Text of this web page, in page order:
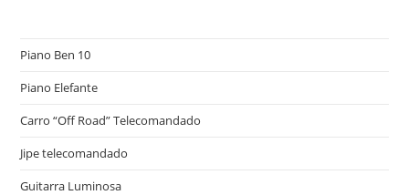
Piano Ben 10
Piano Elefante
Carro “Off Road” Telecomandado
Jipe telecomandado
Guitarra Luminosa